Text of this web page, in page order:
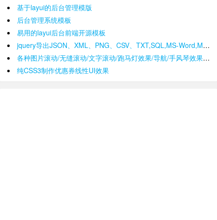
基于layui的后台管理模版
后台管理系统模板
易用的layui后台前端开源模板
jquery导出JSON、XML、PNG、CSV、TXT,SQL,MS-Word,Ms-Excel Ms-Powerpoint、PDF插件
各种图片滚动/无缝滚动/文字滚动/跑马灯效果/导航/手风琴效果/轮播
纯CSS3制作优惠券线性UI效果